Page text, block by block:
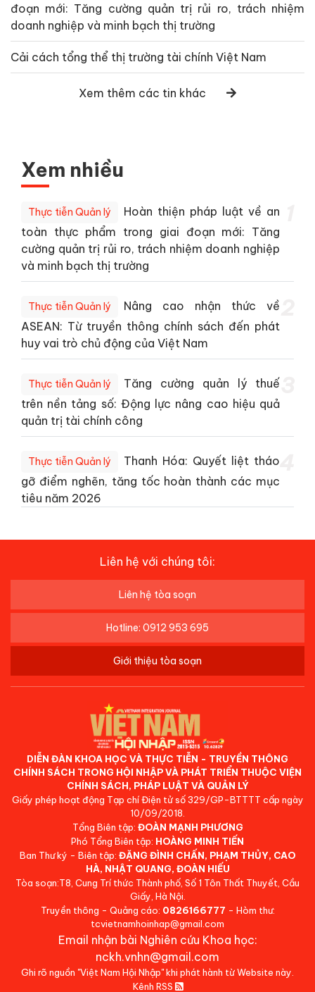
đoạn mới: Tăng cường quản trị rủi ro, trách nhiệm
doanh nghiệp và minh bạch thị trường
Cải cách tổng thể thị trường tài chính Việt Nam
Xem thêm các tin khác
Xem nhiều
Thực tiễn Quản lý
Hoàn thiện pháp luật về an
toàn thực phẩm trong giai đoạn mới: Tăng
cường quản trị rủi ro, trách nhiệm doanh nghiệp
và minh bạch thị trường
Thực tiễn Quản lý
Nâng cao nhận thức về
ASEAN: Từ truyền thông chính sách đến phát
huy vai trò chủ động của Việt Nam
Thực tiễn Quản lý
Tăng cường quản lý thuế
trên nền tảng số: Động lực nâng cao hiệu quả
quản trị tài chính công
Thực tiễn Quản lý
Thanh Hóa: Quyết liệt tháo
gỡ điểm nghẽn, tăng tốc hoàn thành các mục
tiêu năm 2026
Liên hệ với chúng tôi:
Liên hệ tòa soạn
Hotline: 0912 953 695
Giới thiệu tòa soạn
DIỄN ĐÀN KHOA HỌC VÀ THỰC TIỄN - TRUYỀN THÔNG
CHÍNH SÁCH TRONG HỘI NHẬP VÀ PHÁT TRIỂN THUỘC VIỆN
CHÍNH SÁCH, PHÁP LUẬT VÀ QUẢN LÝ
Giấy phép hoạt động Tạp chí Điện tử số 329/GP-BTTTT cấp ngày
10/09/2018.
Tổng Biên tập: ĐOÀN MẠNH PHƯƠNG
Phó Tổng Biên tập: HOÀNG MINH TIẾN
Ban Thư ký - Biên tập: ĐẶNG ĐÌNH CHẤN, PHẠM THỦY, CAO
HÀ, NHẬT QUANG, ĐOÀN HIẾU
Tòa soạn:T8, Cung Trí thức Thành phố, Số 1 Tôn Thất Thuyết, Cầu
Giấy, Hà Nội.
Truyền thông - Quảng cáo: 0826166777 - Hòm thư:
tcvietnamhoinhap@gmail.com
Email nhận bài Nghiên cứu Khoa học:
nckh.vnhn@gmail.com
Ghi rõ nguồn "Việt Nam Hội Nhập" khi phát hành từ Website này.
Kênh RSS